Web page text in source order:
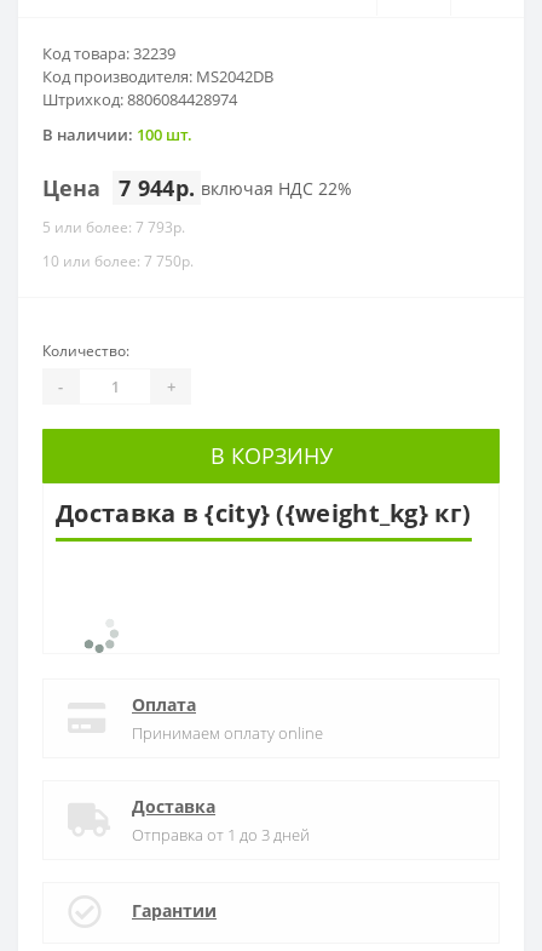
Код товара: 32239
Код производителя: MS2042DB
Штрихкод: 8806084428974
В наличии: 100 шт.
Цена 7 944р. включая НДС 22%
5 или более: 7 793р.
10 или более: 7 750р.
Количество:
- +
В КОРЗИНУ
Доставка в {city} ({weight_kg} кг)
Оплата
Принимаем оплату online
Доставка
Отправка от 1 до 3 дней
Гарантии